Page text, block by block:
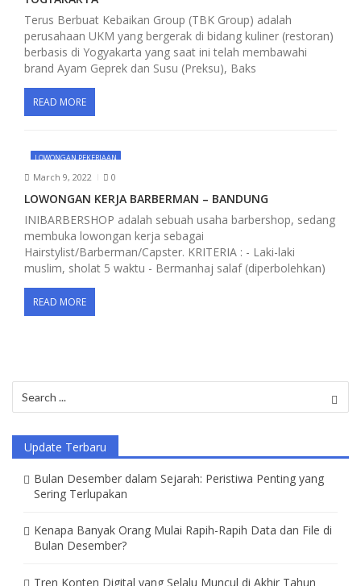
Terus Berbuat Kebaikan Group (TBK Group) adalah
perusahaan UKM yang bergerak di bidang kuliner (restoran)
berbasis di Yogyakarta yang saat ini telah membawahi
brand Ayam Geprek dan Susu (Preksu), Baks
READ MORE
LOWONGAN PEKERJAAN
March 9, 2022 0
LOWONGAN KERJA BARBERMAN – BANDUNG
INIBARBERSHOP adalah sebuah usaha barbershop, sedang
membuka lowongan kerja sebagai
Hairstylist/Barberman/Capster. KRITERIA : - Laki-laki
muslim, sholat 5 waktu - Bermanhaj salaf (diperbolehkan)
READ MORE
for:
Update Terbaru
Bulan Desember dalam Sejarah: Peristiwa Penting yang
Sering Terlupakan
Kenapa Banyak Orang Mulai Rapih-Rapih Data dan File di
Bulan Desember?
Tren Konten Digital yang Selalu Muncul di Akhir Tahun